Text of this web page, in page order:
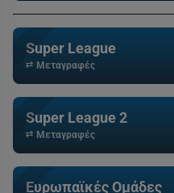
Super League
Μεταγραφές
Super League 2
Μεταγραφές
Ευρωπαϊκές Ομάδες